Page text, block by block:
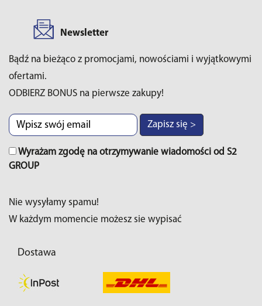
Newsletter
Bądź na bieżąco z promocjami, nowościami i wyjątkowymi
ofertami.
ODBIERZ BONUS na pierwsze zakupy!
Zapisz się >
Wyrażam zgodę na otrzymywanie wiadomości od S2
GROUP
Nie wysyłamy spamu!
W każdym momencie możesz sie wypisać
Dostawa